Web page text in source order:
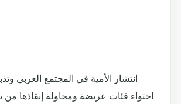
انتشار الأمية في المجتمع العربي
احتواء فئات عريضة ومحاولة إنقاذها من